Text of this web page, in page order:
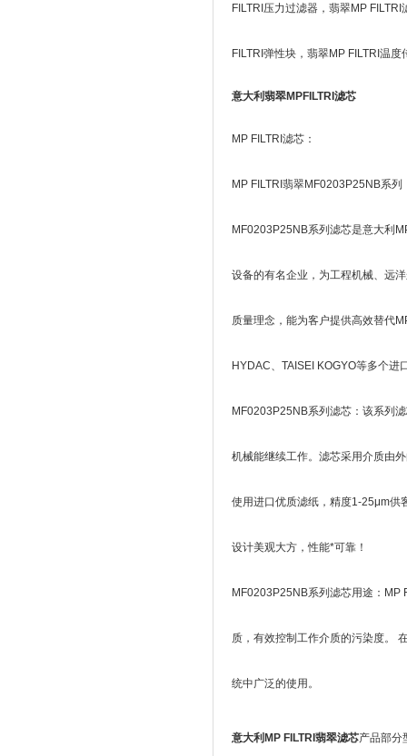
FILTRI压力过滤器，翡翠MP
FILTRI弹性块，翡翠MP FILTRI温
意大利翡翠MPFILTRI滤芯
MP FILTRI滤芯：
MP FILTRI翡翠MF0203P25NB系列
MF0203P25NB系列滤芯是意大利
设备的有名企业，为工程机械、远
质量理念，能为客户提供高效替代
HYDAC、TAISEI KOGYO等多个
MF0203P25NB系列滤芯：该系列
机械能继续工作。滤芯采用介质由
使用进口优质滤纸，精度1-25μm供
设计美观大方，性能*可靠！
MF0203P25NB系列滤芯用途：MP
质，有效控制工作介质的污染度。
统中广泛的使用。
意大利MP FILTRI翡翠滤芯产品部分